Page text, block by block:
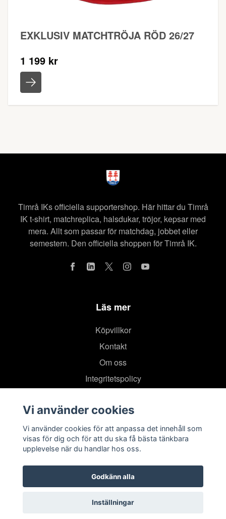
EXKLUSIV MATCHTRÖJA RÖD 26/27
1 199 kr
Timrå IKs officiella supportershop. Här hittar du Timrå
IK t-shirt, matchreplica, halsdukar, tröjor, kepsar med
mera. Allt som passar för matchdag, jobbet eller
semestern. Den officiella shoppen för Timrå IK.
Läs mer
Köpvillkor
Kontakt
Om oss
Integritetspolicy
© 2026 TIMRÅ IK SHOPEN–Powered by Quickbutik
Vi använder cookies
Vi använder cookies för att anpassa det innehåll som
visas för dig och för att du ska få bästa tänkbara
upplevelse när du handlar hos oss.
Godkänn alla
Inställningar